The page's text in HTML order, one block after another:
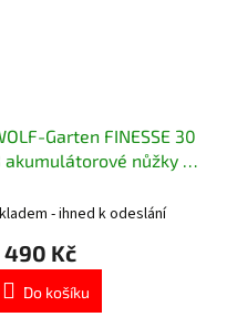
Garten FINESSE 30
akumulátorové nůžky na
- ihned k odeslání
490 Kč
Do košíku